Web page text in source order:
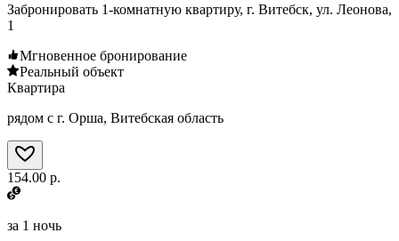
Забронировать 1-комнатную квартиру, г. Витебск, ул. Леонова,
1
Мгновенное бронирование
Реальный объект
Квартира
рядом с г. Орша, Витебская область
154.00 р.
за 1 ночь